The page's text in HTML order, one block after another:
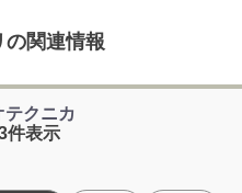
の関連情報
テクニカ
件表示